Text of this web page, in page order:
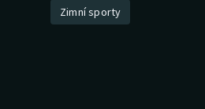
Cyklistika
Zimní sporty